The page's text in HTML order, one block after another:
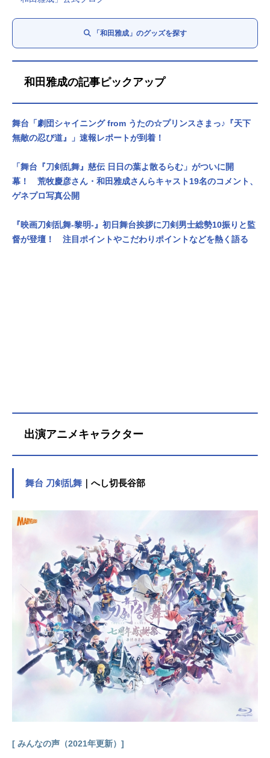
「和田雅成」のグッズを探す
和田雅成の記事ピックアップ
舞台「劇団シャイニング from うたの☆プリンスさまっ♪『天下
無敵の忍び道』」速報レポートが到着！
「舞台『刀剣乱舞』慈伝 日日の葉よ散るらむ」がついに開
幕！ 荒牧慶彦さん・和田雅成さんらキャスト19名のコメント、
ゲネプロ写真公開
『映画刀剣乱舞-黎明-』初日舞台挨拶に刀剣男士総勢10振りと監
督が登壇！ 注目ポイントやこだわりポイントなどを熱く語る
出演アニメキャラクター
舞台 刀剣乱舞 ｜へし切長谷部
[ みんなの声（2021年更新）]